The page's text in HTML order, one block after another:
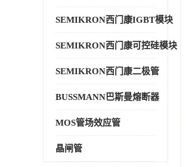
SEMIKRON西门康IGBT模块
SEMIKRON西门康可控硅模块
SEMIKRON西门康二极管
BUSSMANN巴斯曼熔断器
MOS管场效应管
晶闸管